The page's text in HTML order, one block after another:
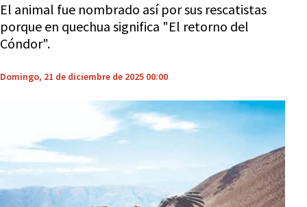
El animal fue nombrado así por sus rescatistas
porque en quechua significa "El retorno del
Cóndor".
Domingo, 21 de diciembre de 2025 00:00